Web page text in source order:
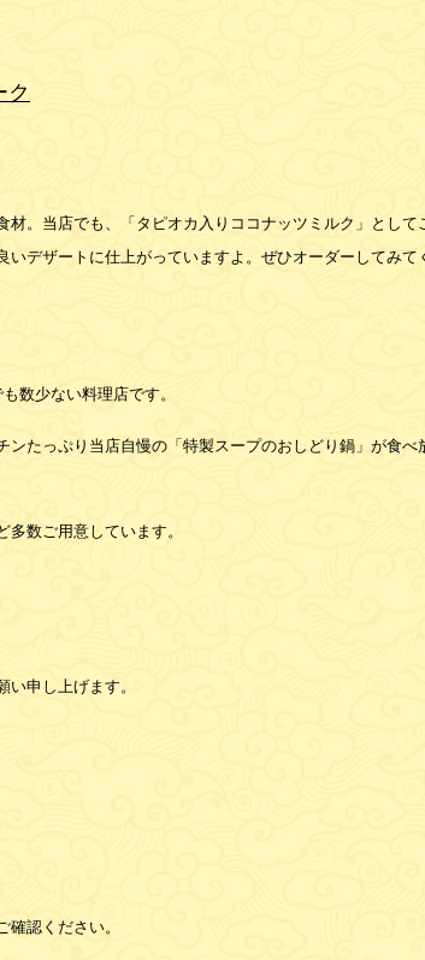
ク
。当店でも、「タピオカ入りココナッツミルク」として
デザートに仕上がっていますよ。ぜひオーダーしてみて
数少ない料理店です。
たっぷり当店自慢の「特製スープのおしどり鍋」が食べ
数ご用意しています。
申し上げます。
認ください。